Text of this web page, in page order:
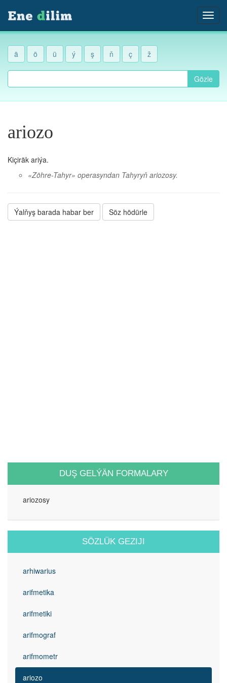
ä ö ü ý ş ň ç ž
Gözle
ariozo
Kiçiräk ariýa.
«Zöhre-Tahyr» operasyndan Tahyryň ariozosy.
Ýalňyş barada habar ber Söz hödürle
DUŞ GELÝÄN FORMALARY
ariozosy
SÖZLÜK GEZIJI
arhiwarius
arifmetika
arifmetiki
arifmograf
arifmometr
ariozo